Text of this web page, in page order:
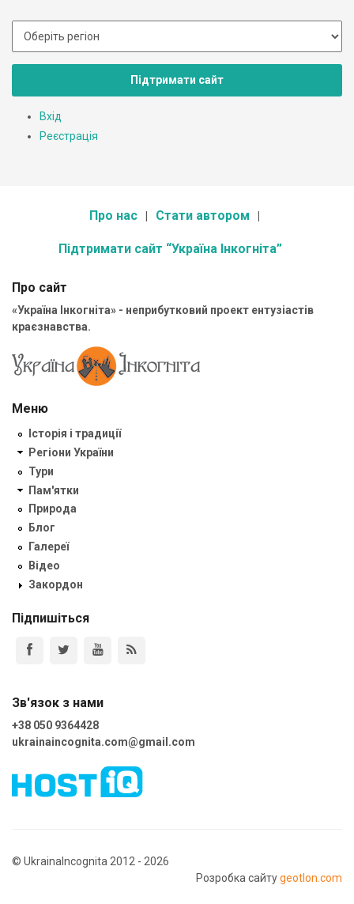
Підтримати сайт
Вхід
Реєстрація
Про нас Стати автором
Підтримати сайт “Україна Інкогніта”
Про сайт
«Україна Інкогніта» - неприбутковий проект ентузіастів
краєзнавства.
Меню
Історія і традиції
Регіони України
Тури
Пам'ятки
Природа
Блог
Галереї
Відео
Закордон
Підпишіться
Зв'язок з нами
+38 050 9364428
ukrainaincognita.com@gmail.com
© UkrainaIncognita 2012 - 2026
Розробка сайтуgeotlon.com